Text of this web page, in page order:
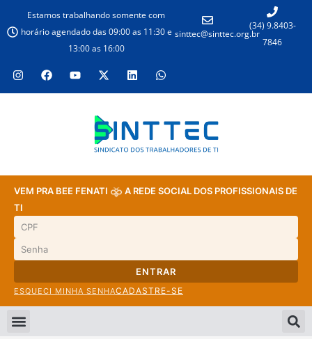
Estamos trabalhando somente com
horário agendado das 09:00 as 11:30 e
13:00 as 16:00
sinttec@sinttec.org.br
(34) 9.8403-
7846
VEM PRA BEE FENATI
A REDE SOCIAL DOS PROFISSIONAIS DE
TI
ENTRAR
ESQUECI MINHA SENHACADASTRE-SE